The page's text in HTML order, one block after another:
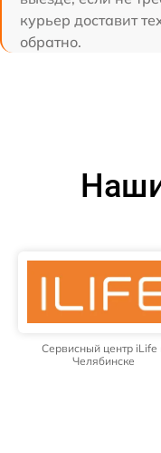
курьер доставит
обратно.
Сервисный центр iLife
Челябинске